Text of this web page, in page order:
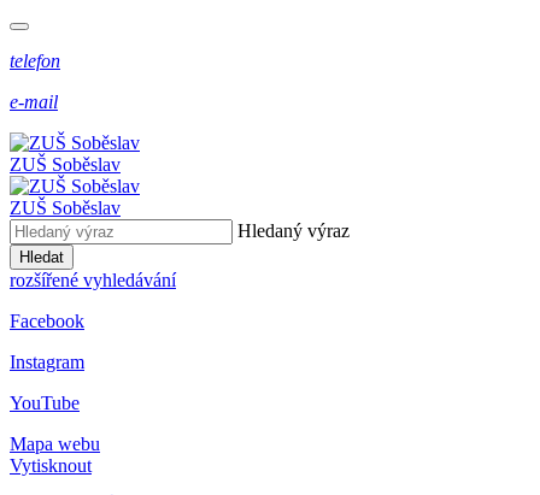
telefon
e-mail
ZUŠ Soběslav
ZUŠ Soběslav
Hledaný výraz
Hledat
rozšířené vyhledávání
Facebook
Instagram
YouTube
Mapa webu
Vytisknout